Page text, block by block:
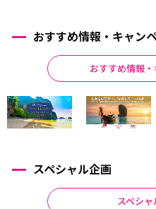
おすすめ情報・キャン
おすすめ情報
スペシャル企画
スペシ